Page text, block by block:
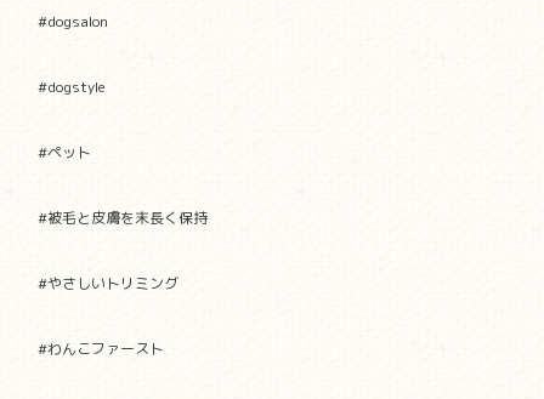
#dogsalon
#dogstyle
#ペット
#被毛と皮膚を末長く保持
#やさしいトリミング
#わんこファースト